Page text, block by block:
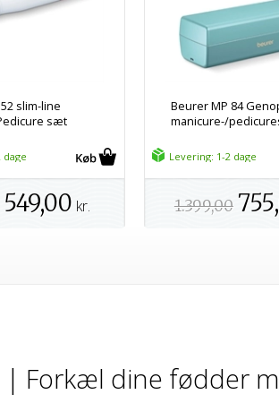
slim-line
sæt
dage
549,00 kr.
Beurer MP 84
manicure-/
Levering: 1-2 dage
1.399,00
| Forkæl dine fødder